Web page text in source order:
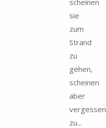
sie
zum
Strand
zu
gehen,
scheinen
aber
vergessen
zu...